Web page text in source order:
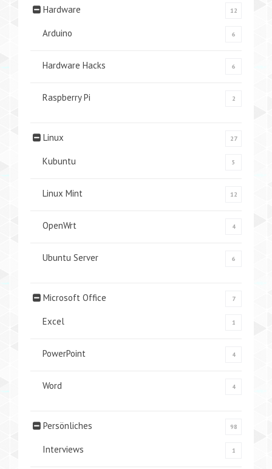
Hardware 12
Arduino 6
Hardware Hacks 6
Raspberry Pi 2
Linux 27
Kubuntu 5
Linux Mint 12
OpenWrt 4
Ubuntu Server 6
Microsoft Office 7
Excel 1
PowerPoint 4
Word 4
Persönliches 98
Interviews 1